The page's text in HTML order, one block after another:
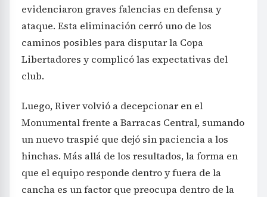
evidenciaron graves falencias en defensa y
ataque. Esta eliminación cerró uno de los
caminos posibles para disputar la Copa
Libertadores y complicó las expectativas del
club.
Luego, River volvió a decepcionar en el
Monumental frente a Barracas Central, sumando
un nuevo traspié que dejó sin paciencia a los
hinchas. Más allá de los resultados, la forma en
que el equipo responde dentro y fuera de la
cancha es un factor que preocupa dentro de la